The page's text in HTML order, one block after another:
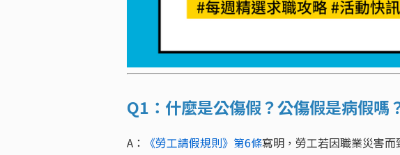
Q1：什麼是公傷假？公傷假是病假嗎
A： 《勞工請假規則》第6條寫明，勞工若因職業災害